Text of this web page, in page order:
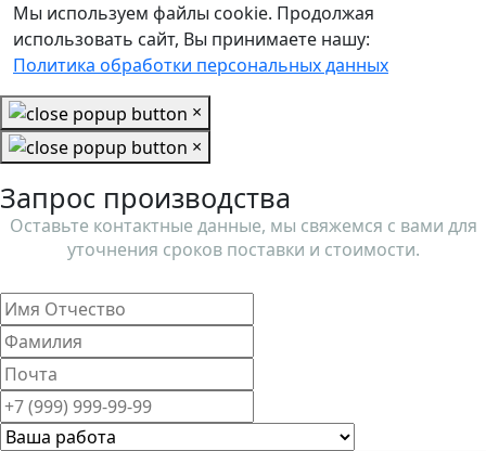
Мы используем файлы cookie. Продолжая
использовать сайт, Вы принимаете нашу:
Политика обработки персональных данных
×
×
Запрос производства
Оставьте контактные данные, мы свяжемся с вами для
уточнения сроков поставки и стоимости.